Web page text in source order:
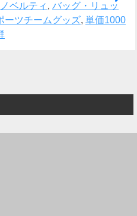
ノベルティ , バッグ・リュッ
ーツチームグッズ, 単価1000